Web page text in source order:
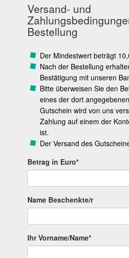
Versand- und
Bestellung
Der Mindestwert beträgt
Nach der Bestellung
Bestätigung mit unseren
Bitte überweisen Sie den
eines der dort
Gutschein wird von uns
Zahlung auf einem der
ist.
Der Versand des
Betrag in Euro*
Name Beschenkte/r
Ihr Vorname/Name*